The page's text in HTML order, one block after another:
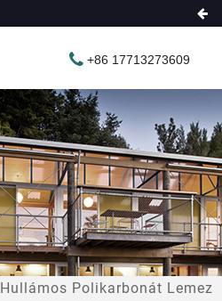
+86 17713273609
Hullámos Polikarbonát Lemez